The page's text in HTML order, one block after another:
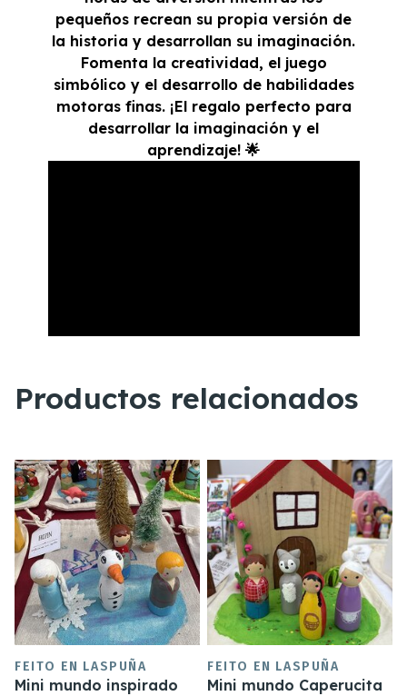
pequeños recrean su propia versión de
la historia y desarrollan su imaginación.
Fomenta la creatividad, el juego
simbólico y el desarrollo de habilidades
motoras finas. ¡El regalo perfecto para
desarrollar la imaginación y el
aprendizaje! 🌟
Productos relacionados
FEITO EN LASPUÑA
Mini mundo inspirado
FEITO EN LASPUÑA
Mini mundo Caperucita